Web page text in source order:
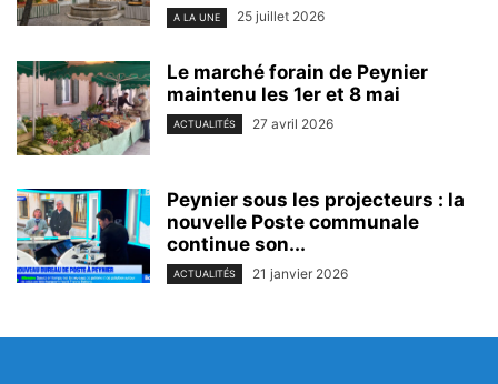
A LA UNE 25 juillet 2026
Le marché forain de Peynier
maintenu les 1er et 8 mai
ACTUALITÉS 27 avril 2026
Peynier sous les projecteurs : la
nouvelle Poste communale
continue son...
ACTUALITÉS 21 janvier 2026